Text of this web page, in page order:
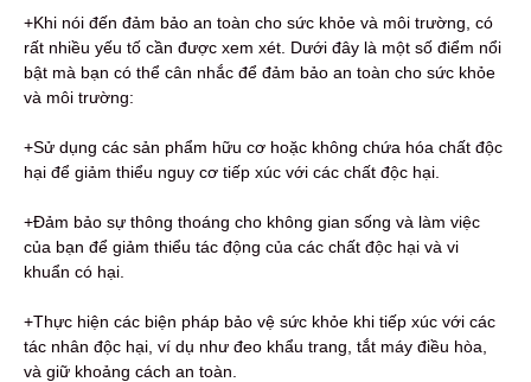
+Khi nói đến đảm bảo an toàn cho sức khỏe và môi trường, có
rất nhiều yếu tố cần được xem xét. Dưới đây là một số điểm nổi
bật mà bạn có thể cân nhắc để đảm bảo an toàn cho sức khỏe
và môi trường:
+Sử dụng các sản phẩm hữu cơ hoặc không chứa hóa chất độc
hại để giảm thiểu nguy cơ tiếp xúc với các chất độc hại.
+Đảm bảo sự thông thoáng cho không gian sống và làm việc
của bạn để giảm thiểu tác động của các chất độc hại và vi
khuẩn có hại.
+Thực hiện các biện pháp bảo vệ sức khỏe khi tiếp xúc với các
tác nhân độc hại, ví dụ như đeo khẩu trang, tắt máy điều hòa,
và giữ khoảng cách an toàn.